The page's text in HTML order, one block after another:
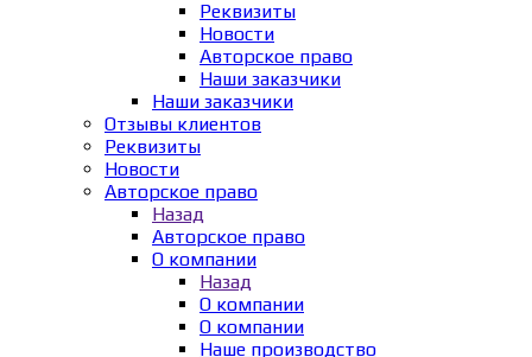
Реквизиты
Новости
Авторское право
Наши заказчики
Наши заказчики
Отзывы клиентов
Реквизиты
Новости
Авторское право
Назад
Авторское право
О компании
Назад
О компании
О компании
Наше производство